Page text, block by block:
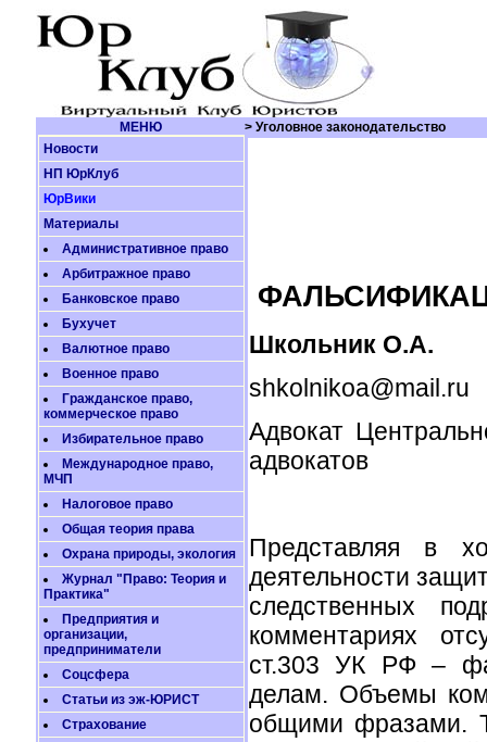
МЕНЮ
> Уголовное законодательство
Новости
НП ЮрКлуб
ЮрВики
Материалы
Административное право
Арбитражное право
Банковское право
Бухучет
Валютное право
Военное право
Гражданское право,
коммерческое право
Избирательное право
Международное право,
МЧП
Налоговое право
Общая теория права
Охрана природы, экология
Журнал "Право: Теория и
Практика"
Предприятия и
организации,
предприниматели
Соцсфера
Статьи из эж-ЮРИСТ
Страхование
Школьник О.А.
shkolnikoa@mail.ru
Адвокат
адвокатов
Представляя в
деятельности
следственных
комментариях
ст.303 УК РФ –
делам. Объемы
общими фразами.